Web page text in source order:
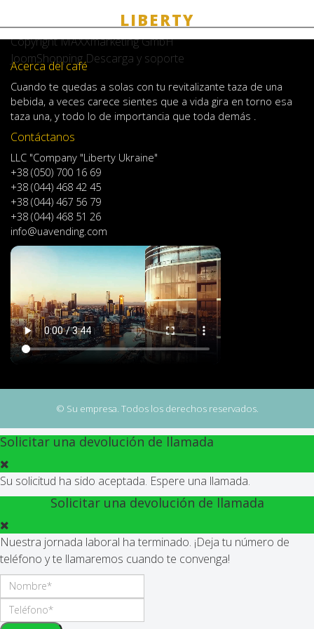
Café Poli
Copyright MAXXmarketing GmbH
JoomShopping Descarga y soporte
Acerca del café
Cuando te quedas a solas con tu revitalizante taza de una
bebida, a veces carece sientes que a vida gira en torno esa
taza una, y todo lo de importancia que toda demás .
Contáctanos
LLC "Company "Liberty Ukraine"
+38 (050) 700 16 69
+38 (044) 468 42 45
+38 (044) 467 56 79
+38 (044) 468 51 26
info@uavending.com
© Su empresa. Todos los derechos reservados.
Solicitar una devolución de llamada
Su solicitud ha sido aceptada. Espere una llamada.
Solicitar una devolución de llamada
Nuestra jornada laboral ha terminado. ¡Deja tu número de
teléfono y te llamaremos cuando te convenga!